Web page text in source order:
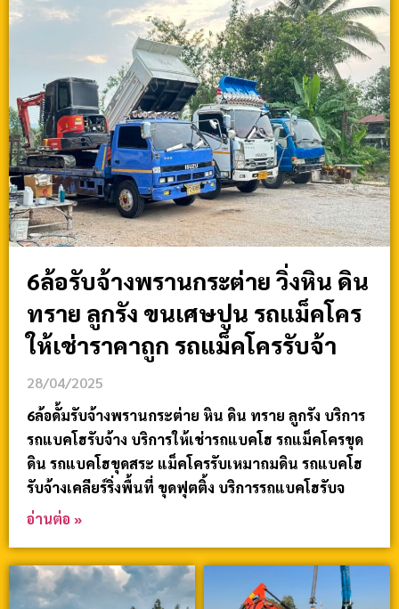
6ล้อรับจ้างพรานกระต่าย วิ่งหิน ดิน
ทราย ลูกรัง ขนเศษปูน รถแม็คโคร
ให้เช่าราคาถูก รถแม็คโครรับจ้า
28/04/2025
6ล้อดั้มรับจ้างพรานกระต่าย หิน ดิน ทราย ลูกรัง บริการ
รถแบคโฮรับจ้าง บริการให้เช่ารถแบคโฮ รถแม็คโครขุด
ดิน รถแบคโฮขุดสระ แม็คโครรับเหมาถมดิน รถแบคโฮ
รับจ้างเคลียร์ริ่งพื้นที่ ขุดฟุตติ้ง บริการรถแบคโฮรับจ
อ่านต่อ »